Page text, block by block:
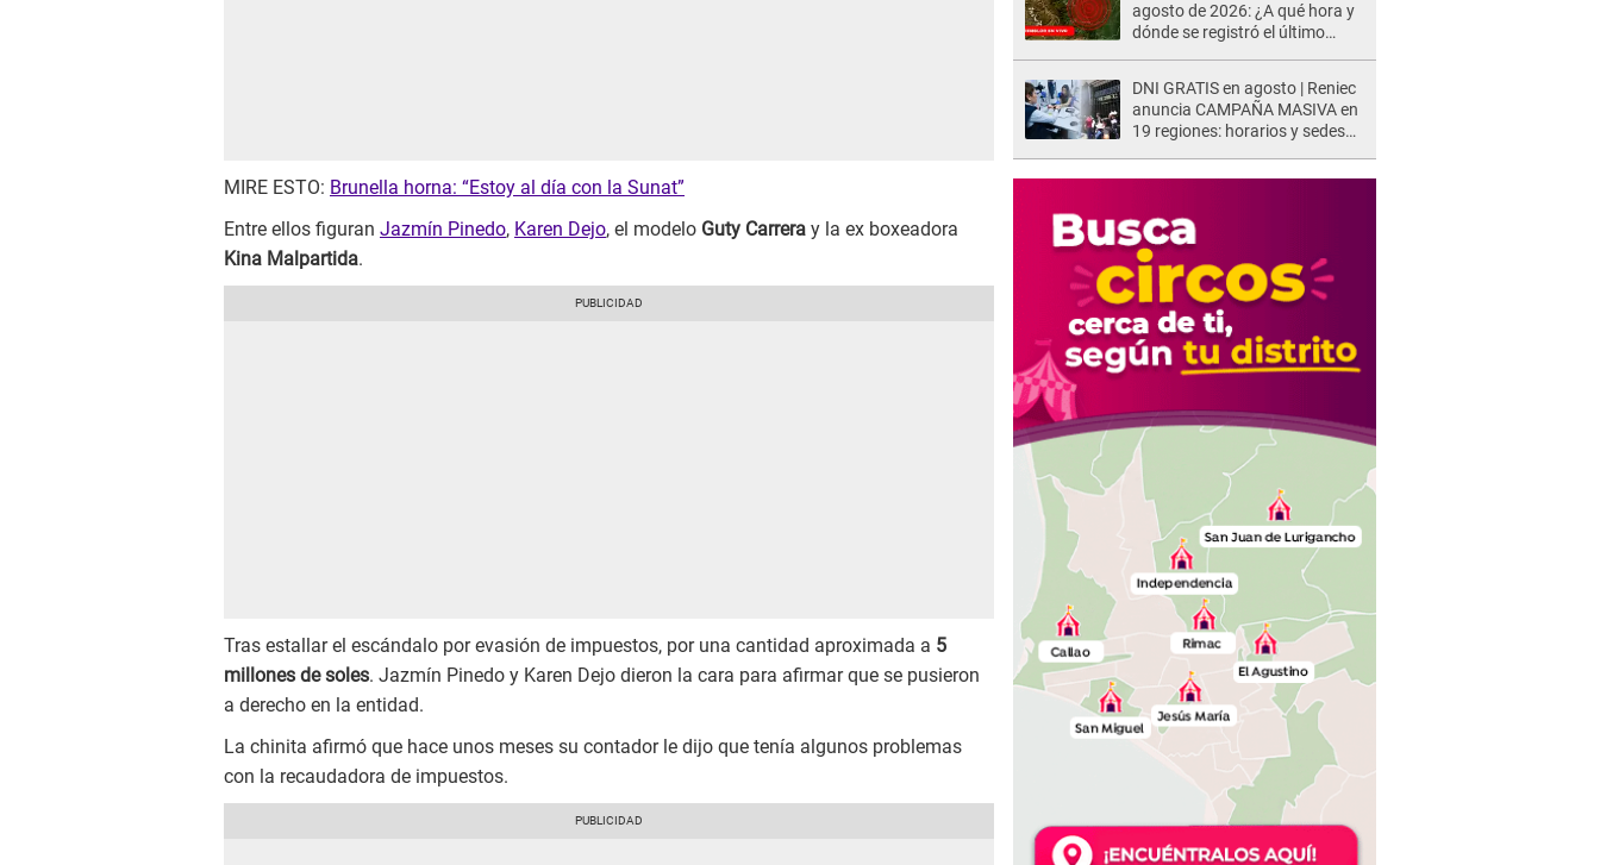
MIRE ESTO: Brunella horna: “Estoy al día con la Sunat”
Entre ellos figuran Jazmín Pinedo, Karen Dejo, el modelo Guty Carrera y la ex boxeadora
Kina Malpartida.
Tras estallar el escándalo por evasión de impuestos, por una cantidad aproximada a 5
millones de soles. Jazmín Pinedo y Karen Dejo dieron la cara para afirmar que se pusieron
a derecho en la entidad.
La chinita afirmó que hace unos meses su contador le dijo que tenía algunos problemas
con la recaudadora de impuestos.
agosto de 2026: ¿A qué hora y
dónde se registró el último
DNI GRATIS en agosto | Reniec
anuncia CAMPAÑA MASIVA en
19 regiones: horarios y sedes